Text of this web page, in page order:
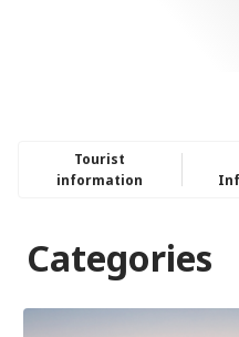
Tourist
information
Categories